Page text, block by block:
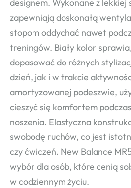
designem. Wykonane z lekkiej
zapewniają doskonałą
stopom oddychać nawet
treningów. Biały kolor
dopasować do różnych
dzień, jak i w trakcie
amortyzowanej podeszwie,
cieszyć się komfortem
noszenia. Elastyczna
swobodę ruchów, co jest
czy ćwiczeń. New Balance
wybór dla osób, które cenią
w codziennym życiu.